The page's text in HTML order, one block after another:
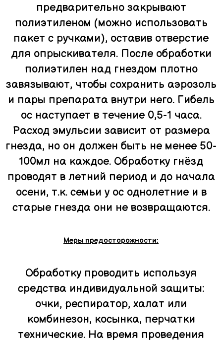
предварительно закрывают
полиэтиленом (можно использовать
пакет с ручками), оставив отверстие
для опрыскивателя. После обработки
полиэтилен над гнездом плотно
завязывают, чтобы сохранить аэрозоль
и пары препарата внутри него. Гибель
ос наступает в течение 0,5-1 часа.
Расход эмульсии зависит от размера
гнезда, но он должен быть не менее 50-
100мл на каждое. Обработку гнёзд
проводят в летний период и до начала
осени, т.к. семьи у ос однолетние и в
старые гнезда они не возвращаются.
Меры предосторожности:
Обработку проводить используя
средства индивидуальной защиты:
очки, респиратор, халат или
комбинезон, косынка, перчатки
технические. На время проведения